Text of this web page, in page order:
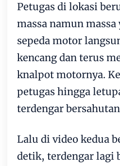
Petugas di lokasi
massa namun
sepeda motor
kencang dan terus
knalpot motornya.
petugas hingga
terdengar
Lalu di video kedua
detik, terdengar lagi